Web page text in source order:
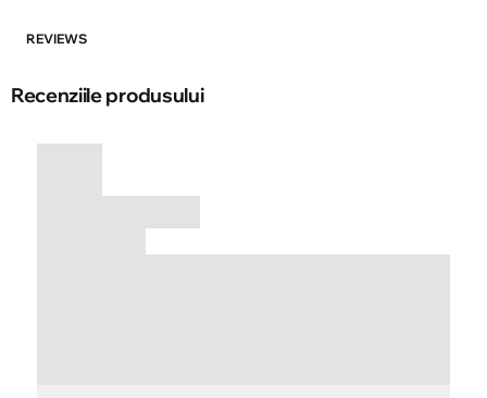
REVIEWS
Recenziile produsului